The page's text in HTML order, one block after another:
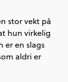
stor vekt på
hun virkelig
er en slags
aldri er